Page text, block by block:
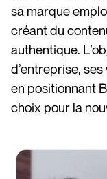
sa marque
créant du
authentique.
d’entreprise,
en positionnant
choix pour la